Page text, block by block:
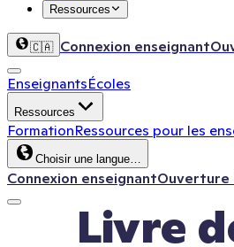
Ressources
🇨🇦 Connexion enseignant
EnseignantsÉcoles
Ressources
FormationRessources pour les
Choisir une langue…
Connexion enseignantOuverture
Livre